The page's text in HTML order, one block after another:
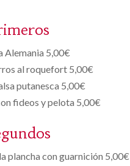
Alemania 5,00€
al roquefort 5,00€
putanesca 5,00€
fideos y pelota 5,00€
plancha con guarnición 5,00€